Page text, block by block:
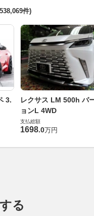
件)
3.
レクサス LM 500h バ
ョンL 4WD
支払総額
1698.0万円
る